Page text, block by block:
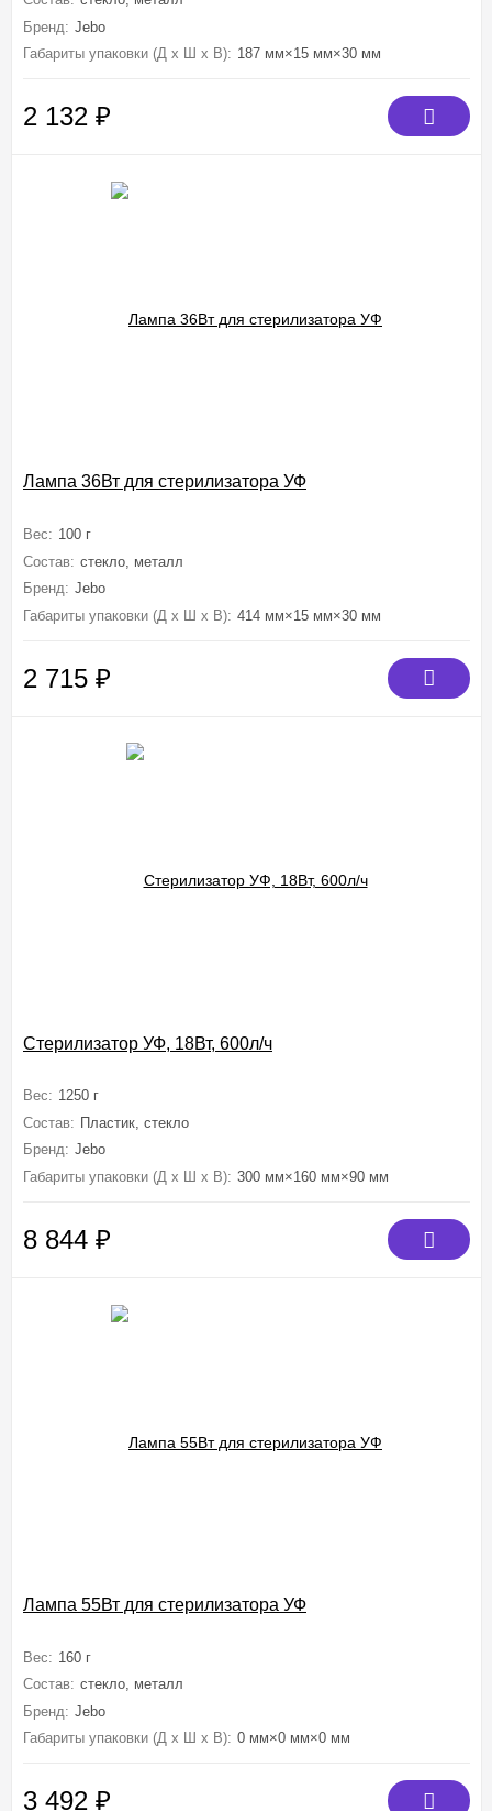
Бренд: Jebo
Габариты упаковки (Д х Ш х В): 187 мм×15 мм×30 мм
2 132 ₽
Лампа 36Вт для стерилизатора УФ
Вес: 100 г
Состав: стекло, металл
Бренд: Jebo
Габариты упаковки (Д х Ш х В): 414 мм×15 мм×30 мм
2 715 ₽
Стерилизатор УФ, 18Вт, 600л/ч
Вес: 1250 г
Состав: Пластик, стекло
Бренд: Jebo
Габариты упаковки (Д х Ш х В): 300 мм×160 мм×90 мм
8 844 ₽
Лампа 55Вт для стерилизатора УФ
Вес: 160 г
Состав: стекло, металл
Бренд: Jebo
Габариты упаковки (Д х Ш х В): 0 мм×0 мм×0 мм
3 492 ₽